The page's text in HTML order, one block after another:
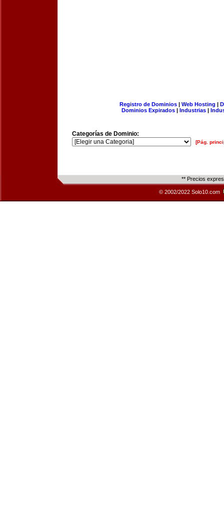
Registro de Dominios| Web Hosting |
Dominios Expirados | Industrias |
Categorías de Dominio:
[Pág.
** Precios
© 2002/2022 Solo10.com